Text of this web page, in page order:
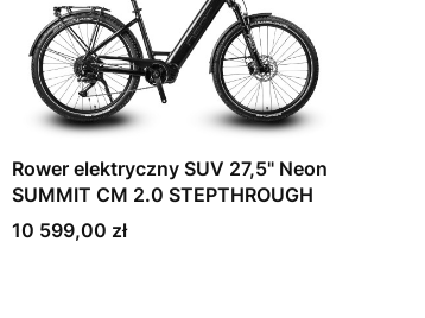
Rower elektryczny SUV 27,5" Neon
SUMMIT CM 2.0 STEPTHROUGH
Cena
10 599,00 zł